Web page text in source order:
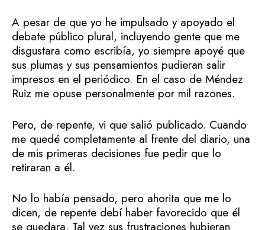
A pesar de que yo he impulsado y apoyado el
debate público plural, incluyendo gente que me
disgustara como escribía, yo siempre apoyé que
sus plumas y sus pensamientos pudieran salir
impresos en el periódico. En el caso de Méndez
Ruiz me opuse personalmente por mil razones.
Pero, de repente, vi que salió publicado. Cuando
me quedé completamente al frente del diario, una
de mis primeras decisiones fue pedir que lo
retiraran a él.
No lo había pensado, pero ahorita que me lo
dicen, de repente debí haber favorecido que él